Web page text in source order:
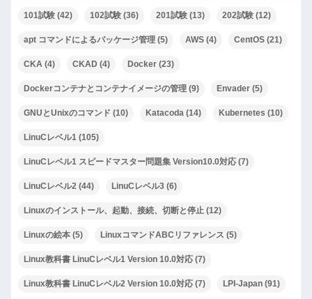
101試験 (42) 102試験 (36) 201試験 (13) 202試験 (12)
apt コマンドによるパッケージ管理 (5) AWS (4) CentOS (21)
CKA (4) CKAD (4) Docker (23)
Dockerコンテナとコンテナイメージの管理 (9) Envader (5)
GNUとUnixのコマンド (10) Katacoda (14) Kubernetes (10)
LinuCレベル1 (105)
LinuCレベル1 スピードマスター問題集 Version10.0対応 (7)
LinuCレベル2 (44) LinuCレベル3 (6)
Linuxのインストール、起動、接続、切断と停止 (12)
Linuxの絵本 (5) LinuxコマンドABCリファレンス (5)
Linux教科書 LinuCレベル1 Version 10.0対応 (7)
Linux教科書 LinuCレベル2 Version 10.0対応 (7) LPI-Japan (91)